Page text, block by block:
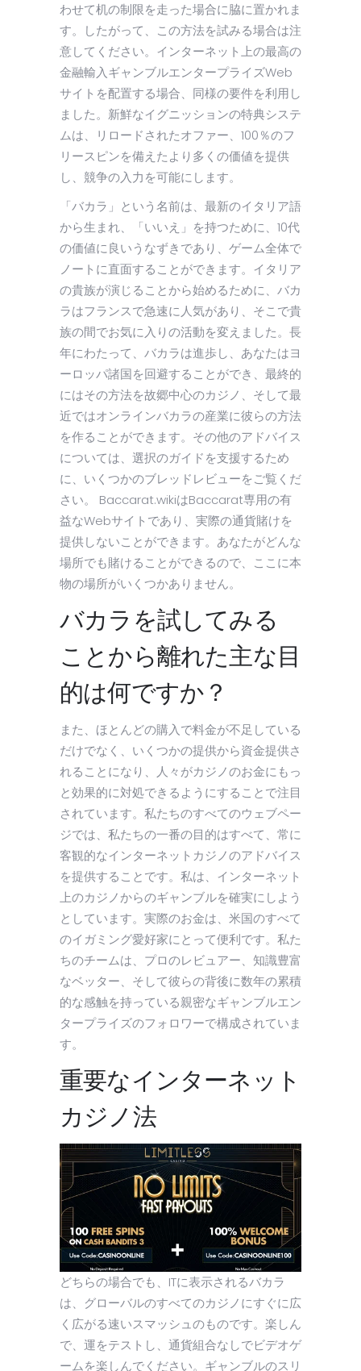
わせて机の制限を走った場合に脇に置かれま
す。したがって、この方法を試みる場合は注
意してください。インターネット上の最高の
金融輸入ギャンブルエンタープライズWeb
サイトを配置する場合、同様の要件を利用し
ました。新鮮なイグニッションの特典システ
ムは、リロードされたオファー、100％のフ
リースピンを備えたより多くの価値を提供
し、競争の入力を可能にします。
「バカラ」という名前は、最新のイタリア語
から生まれ、「いいえ」を持つために、10代
の価値に良いうなずきであり、ゲーム全体で
ノートに直面することができます。イタリア
の貴族が演じることから始めるために、バカ
ラはフランスで急速に人気があり、そこで貴
族の間でお気に入りの活動を変えました。長
年にわたって、バカラは進歩し、あなたはヨ
ーロッパ諸国を回避することができ、最終的
にはその方法を故郷中心のカジノ、そして最
近ではオンラインバカラの産業に彼らの方法
を作ることができます。その他のアドバイス
については、選択のガイドを支援するため
に、いくつかのブレッドレビューをご覧くだ
さい。 Baccarat.wikiはBaccarat専用の有
益なWebサイトであり、実際の通貨賭けを
提供しないことができます。あなたがどんな
場所でも賭けることができるので、ここに本
物の場所がいくつかありません。
バカラを試してみる
ことから離れた主な目
的は何ですか？
また、ほとんどの購入で料金が不足している
だけでなく、いくつかの提供から資金提供さ
れることになり、人々がカジノのお金にもっ
と効果的に対処できるようにすることで注目
されています。私たちのすべてのウェブペー
ジでは、私たちの一番の目的はすべて、常に
客観的なインターネットカジノのアドバイス
を提供することです。私は、インターネット
上のカジノからのギャンブルを確実にしよう
としています。実際のお金は、米国のすべて
のイガミング愛好家にとって便利です。私た
ちのチームは、プロのレビュアー、知識豊富
なベッター、そして彼らの背後に数年の累積
的な感触を持っている親密なギャンブルエン
タープライズのフォロワーで構成されていま
す。
重要なインターネット
カジノ法
どちらの場合でも、ITに表示されるバカラ
は、グローバルのすべてのカジノにすぐに広
く広がる速いスマッシュのものです。楽しん
で、運をテストし、通貨組合なしでビデオゲ
ームを楽しんでください。ギャンブルのスリ